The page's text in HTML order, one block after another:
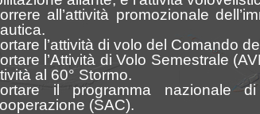
all’attività promozionale
l’attività di volo del Comando
l’Attività di Volo Semestrale
al 60° Stormo.
il programma nazionale
(SAC).